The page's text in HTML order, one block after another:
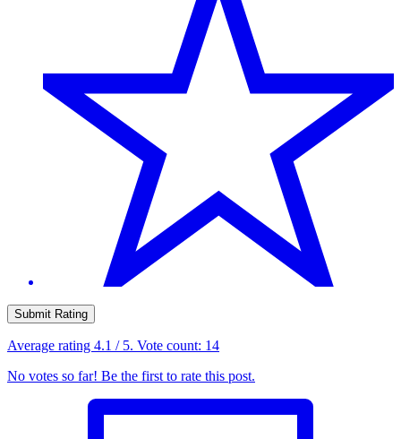
Submit Rating
Average rating 4.1 / 5. Vote count: 14
No votes so far! Be the first to rate this post.